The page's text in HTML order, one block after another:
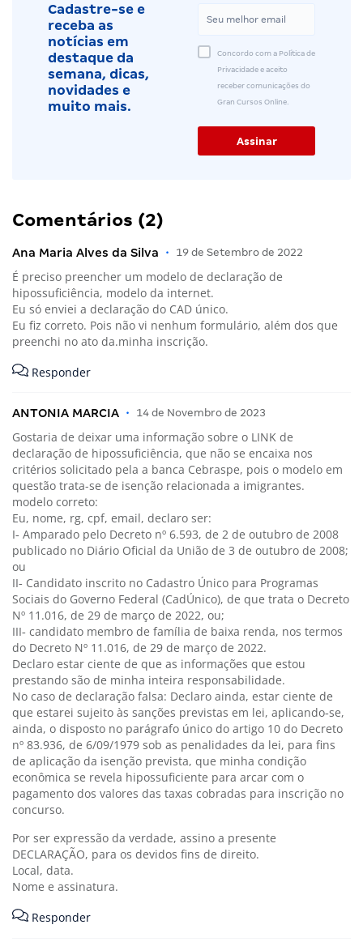
Cadastre-se e
receba as
notícias em
destaque da
semana, dicas,
novidades e
muito mais.
Concordo com a Política de
Privacidade e aceito
receber comunicações do
Gran Cursos Online.
Comentários (2)
Ana Maria Alves da Silva • 19 de Setembro de 2022
É preciso preencher um modelo de declaração de
hipossuficiência, modelo da internet.
Eu só enviei a declaração do CAD único.
Eu fiz correto. Pois não vi nenhum formulário, além dos que
preenchi no ato da.minha inscrição.
Responder
ANTONIA MARCIA • 14 de Novembro de 2023
Gostaria de deixar uma informação sobre o LINK de
declaração de hipossuficiência, que não se encaixa nos
critérios solicitado pela a banca Cebraspe, pois o modelo em
questão trata-se de isenção relacionada a imigrantes.
modelo correto:
Eu, nome, rg, cpf, email, declaro ser:
I‐ Amparado pelo Decreto nº 6.593, de 2 de outubro de 2008
publicado no Diário Oficial da União de 3 de outubro de 2008;
ou
II‐ Candidato inscrito no Cadastro Único para Programas
Sociais do Governo Federal (CadÚnico), de que trata o Decreto
Nº 11.016, de 29 de março de 2022, ou;
III‐ candidato membro de família de baixa renda, nos termos
do Decreto Nº 11.016, de 29 de março de 2022.
Declaro estar ciente de que as informações que estou
prestando são de minha inteira responsabilidade.
No caso de declaração falsa: Declaro ainda, estar ciente de
que estarei sujeito às sanções previstas em lei, aplicando‐se,
ainda, o disposto no parágrafo único do artigo 10 do Decreto
nº 83.936, de 6/09/1979 sob as penalidades da lei, para fins
de aplicação da isenção prevista, que minha condição
econômica se revela hipossuficiente para arcar com o
pagamento dos valores das taxas cobradas para inscrição no
concurso.
Por ser expressão da verdade, assino a presente
DECLARAÇÃO, para os devidos fins de direito.
Local, data.
Nome e assinatura.
Responder